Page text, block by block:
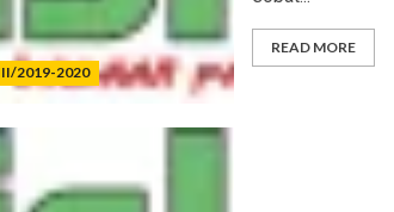
2019-2020
READ MORE